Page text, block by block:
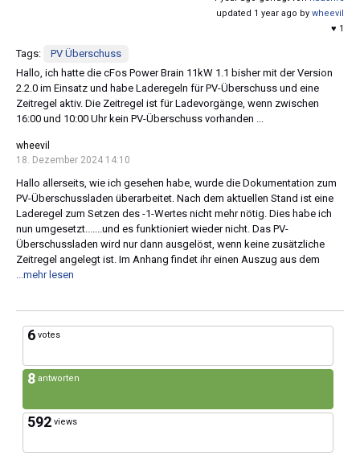
updated 1 year ago by wheevil
♥ 1
Tags:
PV Überschuss
Hallo, ich hatte die cFos Power Brain 11kW 1.1 bisher mit der Version
2.2.0 im Einsatz und habe Laderegeln für PV-Überschuss und eine
Zeitregel aktiv. Die Zeitregel ist für Ladevorgänge, wenn zwischen
16:00 und 10:00 Uhr kein PV-Überschuss vorhanden ...
wheevil
18. Dezember 2024 14:10
Hallo allerseits, wie ich gesehen habe, wurde die Dokumentation zum
PV-Überschussladen überarbeitet. Nach dem aktuellen Stand ist eine
Laderegel zum Setzen des -1-Wertes nicht mehr nötig. Dies habe ich
nun umgesetzt.......und es funktioniert wieder nicht. Das PV-
Überschussladen wird nur dann ausgelöst, wenn keine zusätzliche
Zeitregel angelegt ist. Im Anhang findet ihr einen Auszug aus dem
...mehr lesen
6 votes
8 antworten
592 views